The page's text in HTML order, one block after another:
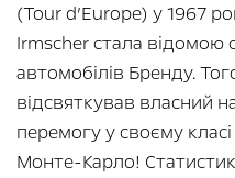
(Tour d’Europe) у 1967
Irmscher стала відомою
автомобілів Бренду.
відсвяткував власний
перемогу у своєму
Монте-Карло!